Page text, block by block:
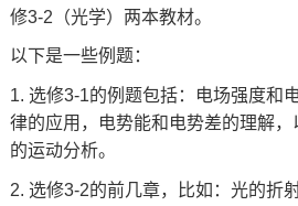
修3-2（光学）两本教材。
以下是一些例题：
1. 选修3-1的例题包括：电场强度和
律的应用，电势能和电势差的理解
的运动分析。
2. 选修3-2的前几章，比如：光的折